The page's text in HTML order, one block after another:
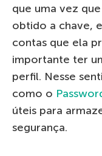
que uma vez
obtido a chave,
contas que ela
importante ter
perfil. Nesse
como o
úteis para
segurança.